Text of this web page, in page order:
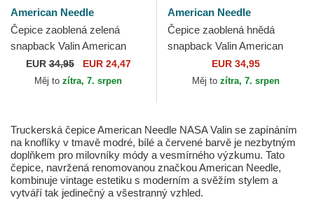
American Needle
Čepice zaoblená zelená
snapback Valin American
Needle
EUR34,95 EUR 24,47
Měj to zítra, 7. srpen
American Needle
Čepice zaoblená hnědá
snapback Valin American
EUR 34,95
Měj to zítra, 7. srpen
Truckerská čepice American Needle NASA Valin se zapínáním
na knoflíky v tmavě modré, bílé a červené barvě je nezbytným
doplňkem pro milovníky módy a vesmírného výzkumu. Tato
čepice, navržená renomovanou značkou American Needle,
kombinuje vintage estetiku s moderním a svěžím stylem a
vytváří tak jedinečný a všestranný vzhled.